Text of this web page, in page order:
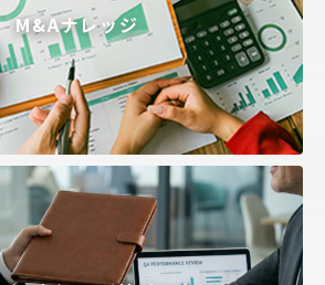
M&Aナレッジ